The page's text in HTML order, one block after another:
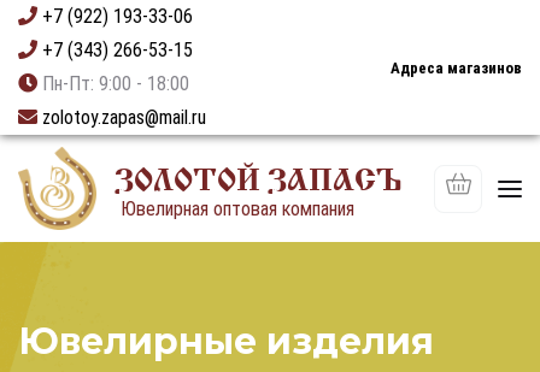
+7 (922) 193-33-06
+7 (343) 266-53-15
Пн-Пт: 9:00 - 18:00
zolotoy.zapas@mail.ru
Адреса магазинов
ЗОЛОТОЙ ЗАПАСЪ
Ювелирная оптовая компания
Ювелирные изделия